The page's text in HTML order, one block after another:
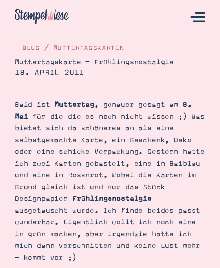
Katalog
Bestellen
Kontakt
Angebote
Demonstrator werden
Blog
Gutscheine
Produkte erklärt
Über mich
BLOG / MUTTERTAGSKARTEN
Muttertagskarte – Frühlingsnostalgie
18. APRIL 2011
Bald ist Muttertag, genauer gesagt am 8.
Mai für die die es noch nicht wissen ;) Was
bietet sich da schöneres an als eine
selbstgemachte Karte, ein Geschenk, Deko
oder eine schicke Verpackung. Gestern hatte
ich zwei Karten gebastelt, eine in Baiblau
und eine in Rosenrot. Wobei die Karten im
Grund gleich ist und nur das Stück
Designpapier Frühlingsnostalgie
ausgetauscht wurde. Ich finde beides passt
wunderbar. Eigentlich wollt ich noch eine
in grün machen, aber irgendwie hatte ich
mich dann verschnitten und keine Lust mehr
- kommt vor ;)